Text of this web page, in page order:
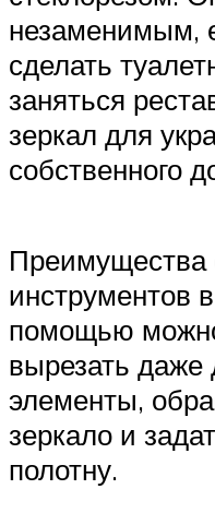
незаменимым,
сделать
заняться
зеркал для
собственного
Преимущества
инструментов
помощью
вырезать
элементы,
зеркало и
полотну.